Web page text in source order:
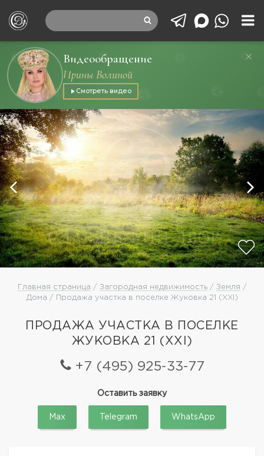
Видеообращение
Ирины Волиной
Смотреть видео
Главная страница / Загородная недвижимость/ Земля /
Дома / Продажа участка в поселке Жуковка 21 (XXI)
ПРОДАЖА УЧАСТКА В ПОСЕЛКЕ
ЖУКОВКА 21 (XXI)
+7 (495) 925-33-77
Оставить заявку
Max Telegram WhatsApp